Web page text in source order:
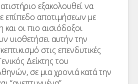
εξακολουθεί να
επίπεδο αποτιμήσεων με
οι πιο αισιόδοξοι
υιοθετήσει αυτήν την
στις επενδυτικές
Δείκτης του
σε μια χρονιά κατά την